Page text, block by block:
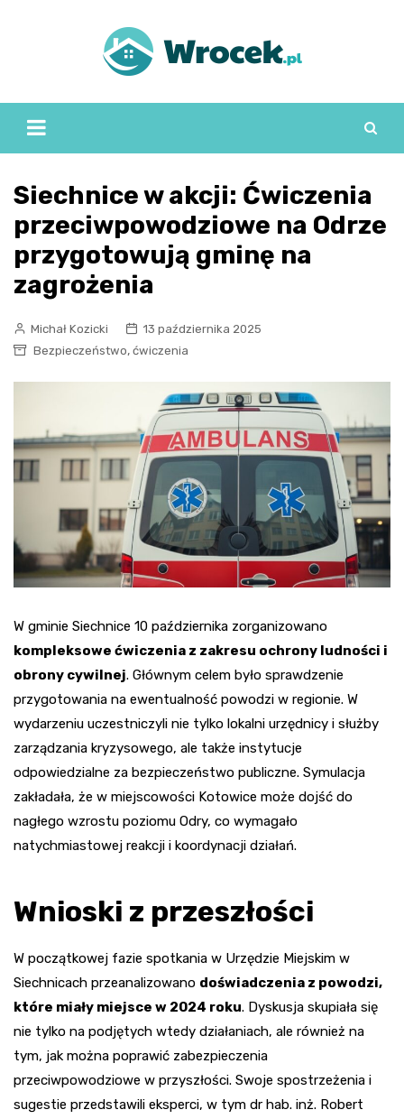
Siechnice w akcji: Ćwiczenia
przeciwpowodziowe na Odrze
przygotowują gminę na
zagrożenia
Michał Kozicki
13 października 2025
Bezpieczeństwo, ćwiczenia
W gminie Siechnice 10 października zorganizowano
kompleksowe ćwiczenia z zakresu ochrony ludności i
obrony cywilnej. Głównym celem było sprawdzenie
przygotowania na ewentualność powodzi w regionie. W
wydarzeniu uczestniczyli nie tylko lokalni urzędnicy i służby
zarządzania kryzysowego, ale także instytucje
odpowiedzialne za bezpieczeństwo publiczne. Symulacja
zakładała, że w miejscowości Kotowice może dojść do
nagłego wzrostu poziomu Odry, co wymagało
natychmiastowej reakcji i koordynacji działań.
Wnioski z przeszłości
W początkowej fazie spotkania w Urzędzie Miejskim w
Siechnicach przeanalizowano doświadczenia z powodzi,
które miały miejsce w 2024 roku. Dyskusja skupiała się
nie tylko na podjętych wtedy działaniach, ale również na
tym, jak można poprawić zabezpieczenia
przeciwpowodziowe w przyszłości. Swoje spostrzeżenia i
sugestie przedstawili eksperci, w tym dr hab. inż. Robert